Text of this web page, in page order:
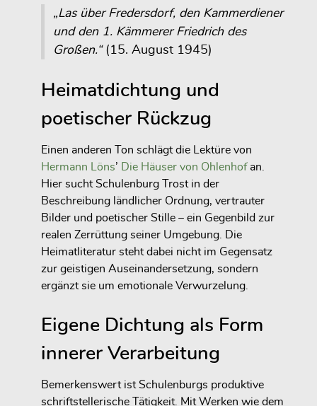
„Las über Fredersdorf, den Kammerdiener
und den 1. Kämmerer Friedrich des
Großen.“(15. August 1945)
Heimatdichtung und
poetischer Rückzug
Einen anderen Ton schlägt die Lektüre von
Hermann Löns’ Die Häuser von Ohlenhofan.
Hier sucht Schulenburg Trost in der
Beschreibung ländlicher Ordnung, vertrauter
Bilder und poetischer Stille – ein Gegenbild zur
realen Zerrüttung seiner Umgebung. Die
Heimatliteratur steht dabei nicht im Gegensatz
zur geistigen Auseinandersetzung, sondern
ergänzt sie um emotionale Verwurzelung.
Eigene Dichtung als Form
innerer Verarbeitung
Bemerkenswert ist Schulenburgs produktive
schriftstellerische Tätigkeit. Mit Werken wie dem